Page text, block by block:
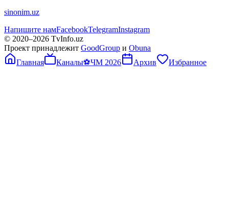
sinonim.uz
Напишите намFacebookTelegramInstagram
© 2020–2026 TvInfo.uz
Проект принадлежит GoodGroup и Obuna
Главная
Каналы⚽ЧМ 2026 Архив Избранное